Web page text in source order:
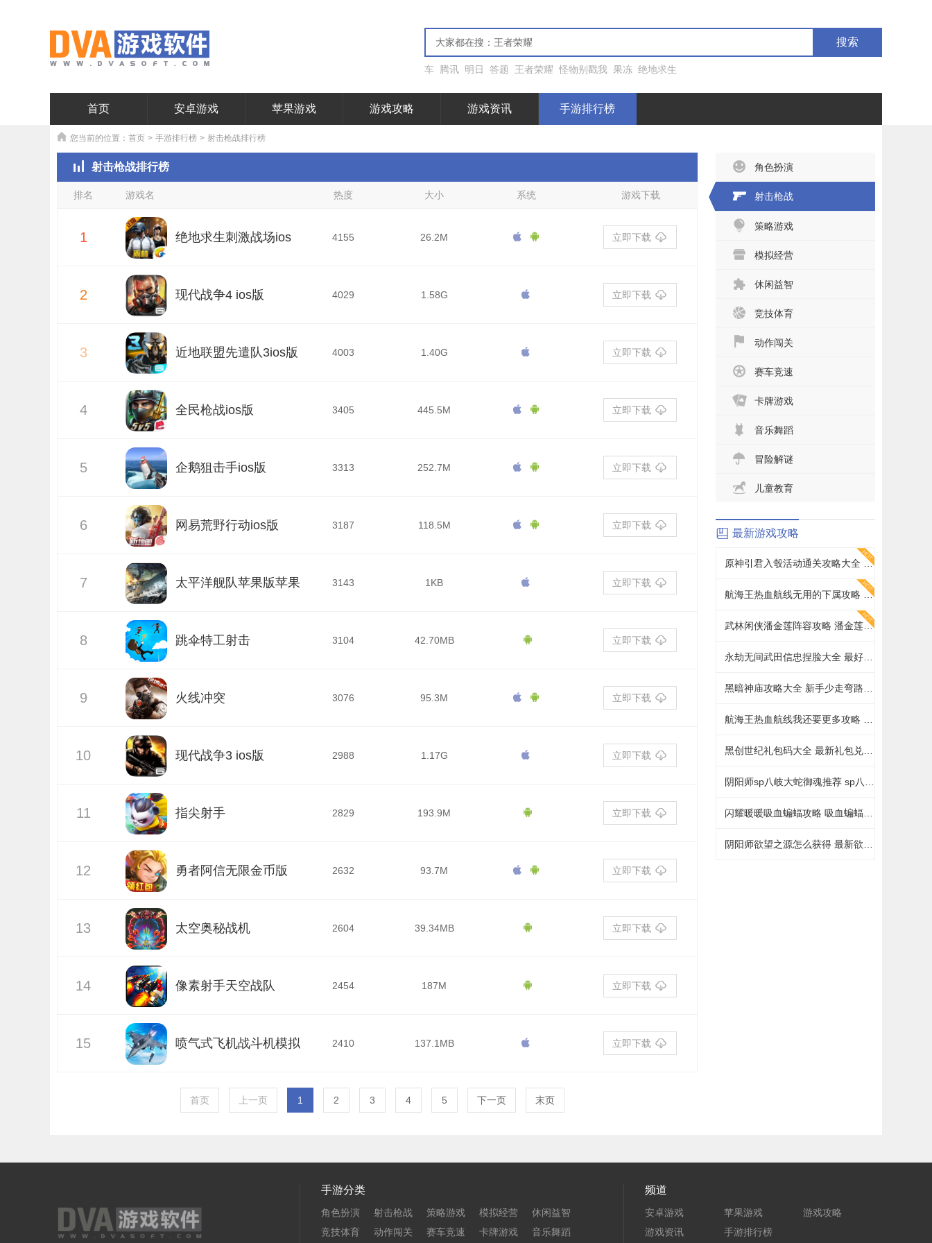
搜索
车 腾讯 明日 答题 王者荣耀 怪物别戳我 果冻 绝地求生
首页 安卓游戏 苹果游戏 游戏攻略 游戏资讯 手游排行榜
您当前的位置： 首页 > 手游排行榜 > 射击枪战排行榜
射击枪战排行榜
排名 游戏名 热度 大小 系统 游戏下载
1 绝地求生刺激战场ios
版
4155 26.2M 立即下载
2 现代战争4 ios版 4029 1.58G 立即下载
3 近地联盟先遣队3ios版 4003 1.40G 立即下载
4 全民枪战ios版 3405 445.5M 立即下载
5 企鹅狙击手ios版 3313 252.7M 立即下载
6 网易荒野行动ios版 3187 118.5M 立即下载
7 太平洋舰队苹果版苹果
版
3143 1KB 立即下载
8 跳伞特工射击 3104 42.70MB 立即下载
9 火线冲突 3076 95.3M 立即下载
10 现代战争3 ios版 2988 1.17G 立即下载
11 指尖射手 2829 193.9M 立即下载
12 勇者阿信无限金币版 2632 93.7M 立即下载
13 太空奥秘战机 2604 39.34MB 立即下载
14 像素射手天空战队 2454 187M 立即下载
15 喷气式飞机战斗机模拟
器ios版苹果版
2410 137.1MB 立即下载
首页 上一页 1 2 3 4 5 下一页 末页
角色扮演
射击枪战
策略游戏
模拟经营
休闲益智
竞技体育
动作闯关
赛车竞速
卡牌游戏
音乐舞蹈
冒险解谜
儿童教育
最新游戏攻略
原神引君入彀活动通关攻略大全 引君入彀活动全正确答案分享
航海王热血航线无用的下属攻略 无用的下属探索通关打法详解
武林闲侠潘金莲阵容攻略 潘金莲最强阵容搭配推荐
手游分类
角色扮演 射击枪战 策略游戏 模拟经营
休闲益智
竞技体育
动作闯关 赛车竞速 卡牌游戏 音乐舞蹈
频道
安卓游戏 苹果游戏
游戏攻略
游戏资讯
手游排行榜